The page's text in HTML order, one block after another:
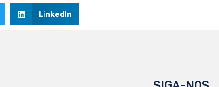
LinkedIn